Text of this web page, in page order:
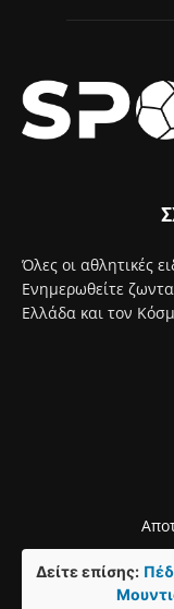
Όλες οι αθλητικές
Ενημερωθείτε
Ελλάδα και τον
Δείτε επίσης: